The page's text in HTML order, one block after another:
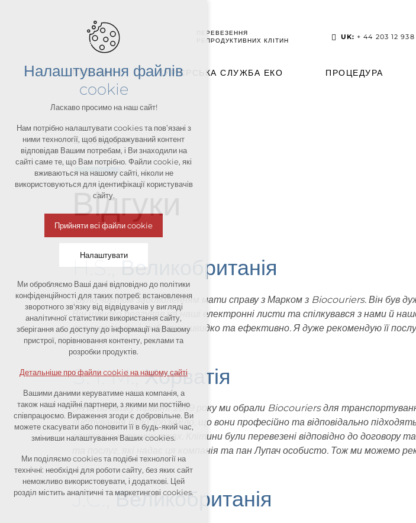
ПЕРЕВЕЗЕННЯ
РЕПРОДУКТИВНИХ КЛІТИН
UK: + 44 203 12 938
ПРО НАС КУР'ЄРСЬКА СЛУЖБА ЕКО ПРОЦЕДУРА
Відгуки
Відгуки
H.S., Великобританія
„Було чистим задоволенням мати справу з Марком з Biocouriers. Він був
Він швидко реагував на наші електронні листи та спілкувався з нами й
перевезла наші ембріони швидко та ефективно. Я дуже рекомендую її
S. I. M., Хорватія
„P На початку травня 2019 року ми обрали Biocouriers для
листування було зрозуміло, що вони професійно та відповідально
вантаж в хороших руках. Клітини були перевезені відповідно до договору
та послуг, які надає ця компанія та пан Лупач особисто. Тож ми можемо
J.C., Великобританія
Налаштування файлів
cookie
Ласкаво просимо на наш сайт!
Нам потрібно налаштувати cookies та пов’язані з
ними технології, щоб відображуваний контент
відповідав Вашим потребам, і Ви знаходили на
сайті саме те, що Вам потрібно. Файли cookie, які
вживаються на нашому сайті, ніколи не
використовуються для ідентифікації користувачів
сайту.
Прийняти всі файли cookie
Налаштувати
Технічні файли cookie
необхідні для роботи сайту
збереження контексту сайту (сесії):
можливі логіни, вибір мови тощо
Додаткові файли cookie
аналітичні cookies для анонімної
оцінки видимості сайту
маркетингові cookies (Google,
Детальніше про файли cookie на нашому сайті
Ми обробляємо Ваші дані відповідно до політики
конфіденційності для таких потреб: встановлення
зворотного зв'язку від відвідувачів у вигляді
аналітичної статистики використання сайту,
зберігання або доступу до інформації на Вашому
пристрої, порівнювання контенту, реклами та
розробки продуктів.
Детальніше про файли cookie на нашому сайті
Вашими даними керуватиме наша компанія, а
також наші надійні партнери, з якими ми постійно
співпрацюємо. Вираження згоди є добровільне. Ви
можете скасувати або поновити її в будь-який час,
змінивши налаштування Ваших cookies.
Ми поділяємо cookies та подібні технології на
технічні: необхідні для роботи сайту, без яких сайт
неможливо використовувати, і додаткові. Цей
розділ містить аналітичні та маркетингові cookies.